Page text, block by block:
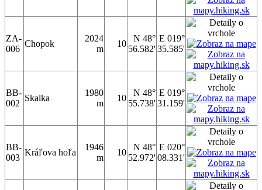
ZA-
006
Chopok
2024
m
10
N 48°
56.582'
E 019°
35.585'
BB-
002
Skalka
1980
m
10
N 48°
55.738'
E 019°
31.159'
BB-
003
Kráľova hoľa
1946
m
10
N 48°
52.972'
E 020°
08.331'